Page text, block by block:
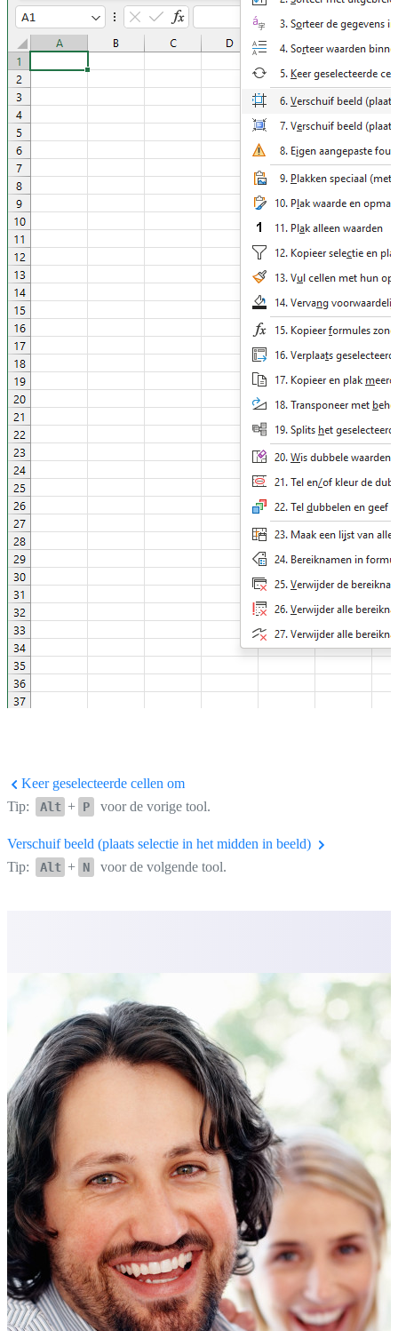
Keer geselecteerde cellen om
Tip:
Alt + P voor de vorige tool.
Verschuif beeld (plaats selectie in het midden in beeld)
Tip:
Alt + N voor de volgende tool.